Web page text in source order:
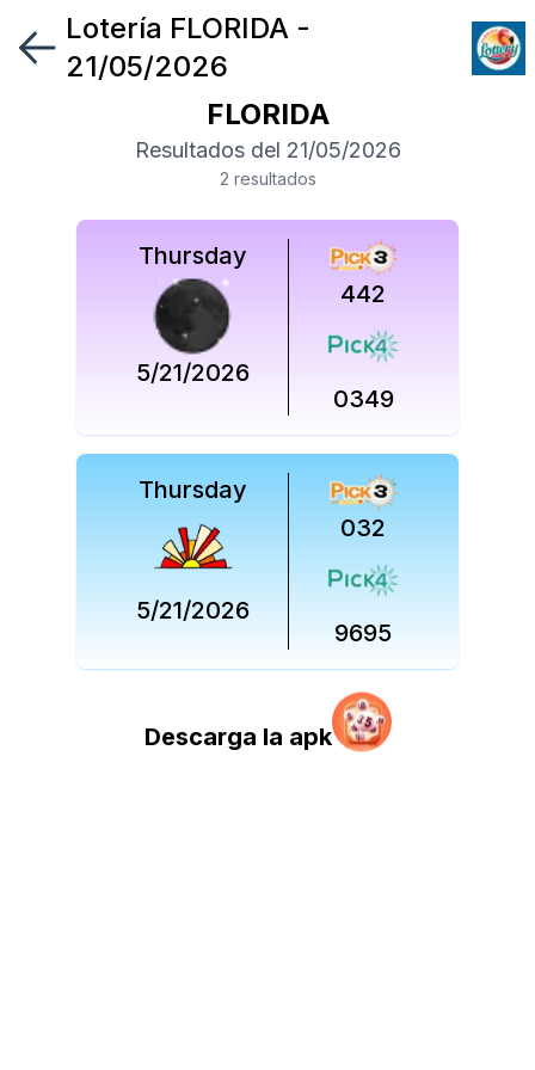
Síguenos
en
Lotería FLORIDA -
21/05/2026
FLORIDA
Resultados del 21/05/2026
2 resultados
Thursday
5/21/2026
442
0349
Thursday
5/21/2026
032
9695
Descarga la apk